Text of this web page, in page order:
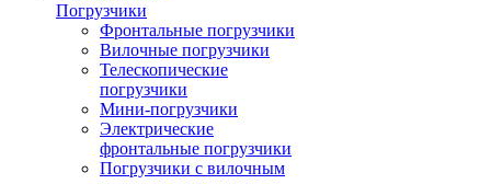
Погрузчики
Фронтальные погрузчики
Вилочные погрузчики
Телескопические
погрузчики
Мини-погрузчики
Электрические
фронтальные погрузчики
Погрузчики с вилочным